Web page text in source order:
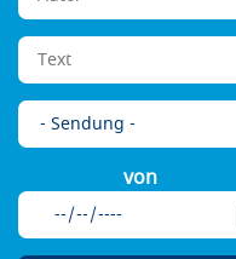
von